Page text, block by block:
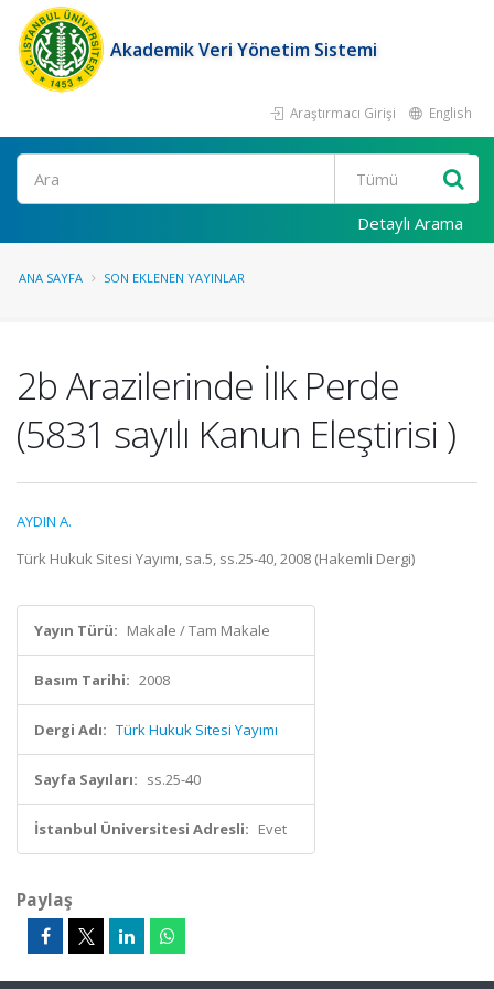
Akademik Veri Yönetim Sistemi
Araştırmacı Girişi English
Ara
Detaylı Arama
ANA SAYFA SON EKLENEN YAYINLAR
2b Arazilerinde İlk Perde
(5831 sayılı Kanun Eleştirisi )
AYDIN A.
Türk Hukuk Sitesi Yayımı, sa.5, ss.25-40, 2008 (Hakemli Dergi)
Yayın Türü: Makale / Tam Makale
Basım Tarihi: 2008
Dergi Adı: Türk Hukuk Sitesi Yayımı
Sayfa Sayıları: ss.25-40
İstanbul Üniversitesi Adresli: Evet
Paylaş